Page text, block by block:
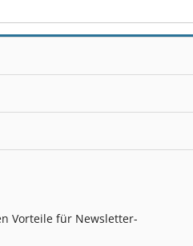
Vorteile für Newsletter-